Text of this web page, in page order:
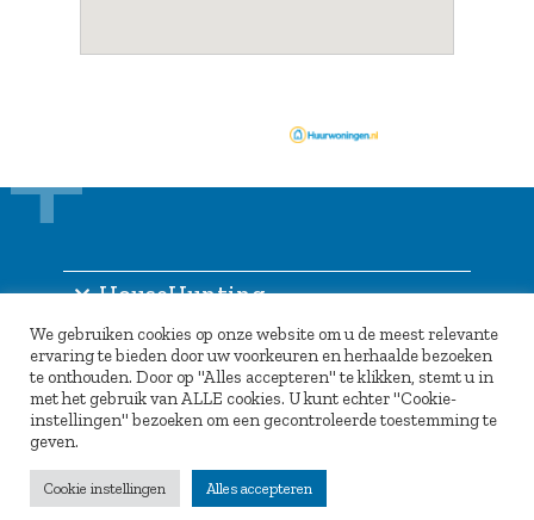
HouseHunting
Informatie
Inlogportaal
Partners
We gebruiken cookies op onze website om u de meest relevante
ervaring te bieden door uw voorkeuren en herhaalde bezoeken
te onthouden. Door op "Alles accepteren" te klikken, stemt u in
met het gebruik van ALLE cookies. U kunt echter "Cookie-
instellingen" bezoeken om een gecontroleerde toestemming te
geven.
Cookie instellingen Alles accepteren